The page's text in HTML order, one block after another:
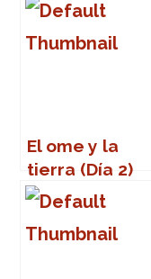
El ome y la
tierra (Día 2)